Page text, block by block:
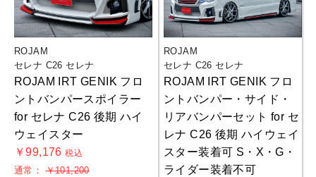
ROJAM
セレナ C26 セレナ
ROJAM IRT GENIK フロ
ントバンパースポイラー
for セレナ C26 後期 ハイ
ウェイスター
￥99,176税込
通常：￥101,200
ROJAM
セレナ C26 セレナ
ROJAM IRT GENIK フロ
ントバンパー・サイド・
リアバンパーセット for セ
レナ C26 後期 ハイウェイ
スター装着可 S・X・G・
ライダー装着不可